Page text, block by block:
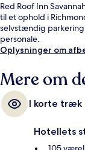
Red Roof Inn
til et ophold i
selvstændig
personale.
Oplysninger om
Mere om
I korte træk
Hotellets